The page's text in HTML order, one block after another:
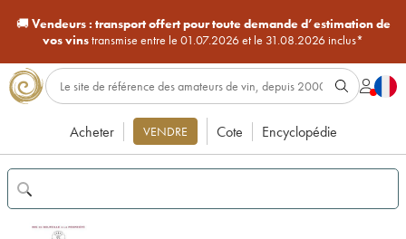
🚚Vendeurs : transport offert pour toute demande d’estimation de
vos vinstransmise entre le 01.07.2026 et le 31.08.2026 inclus*
Acheter VENDRE Cote Encyclopédie